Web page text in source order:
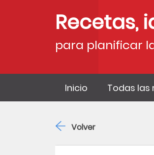
Recetas,
para planificar
Inicio Todas las
Volver